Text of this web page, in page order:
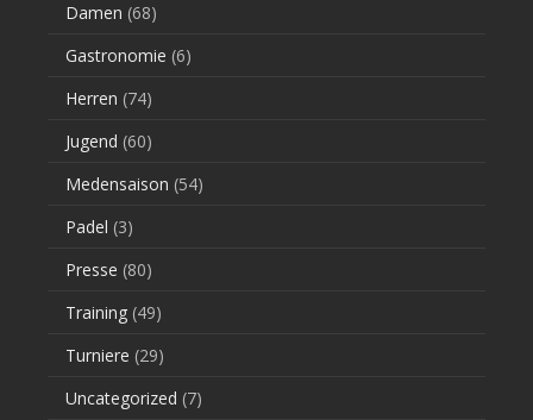
Damen (68)
Gastronomie (6)
Herren (74)
Jugend (60)
Medensaison (54)
Padel (3)
Presse (80)
Training (49)
Turniere (29)
Uncategorized (7)